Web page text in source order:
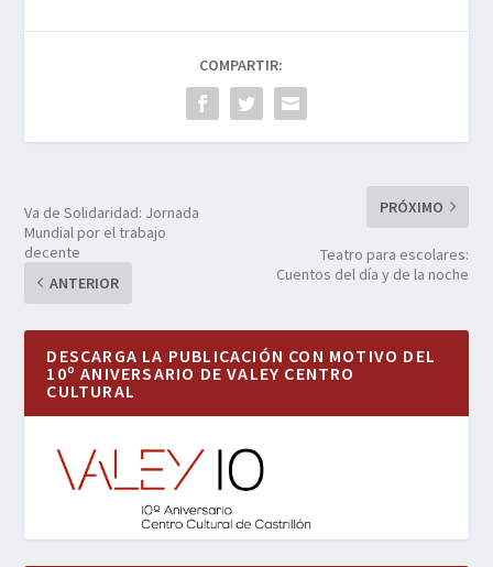
COMPARTIR:
Va de Solidaridad: Jornada
Mundial por el trabajo
decente
ANTERIOR
PRÓXIMO
Teatro para escolares:
Cuentos del día y de la noche
DESCARGA LA PUBLICACIÓN CON MOTIVO DEL
10º ANIVERSARIO DE VALEY CENTRO
CULTURAL